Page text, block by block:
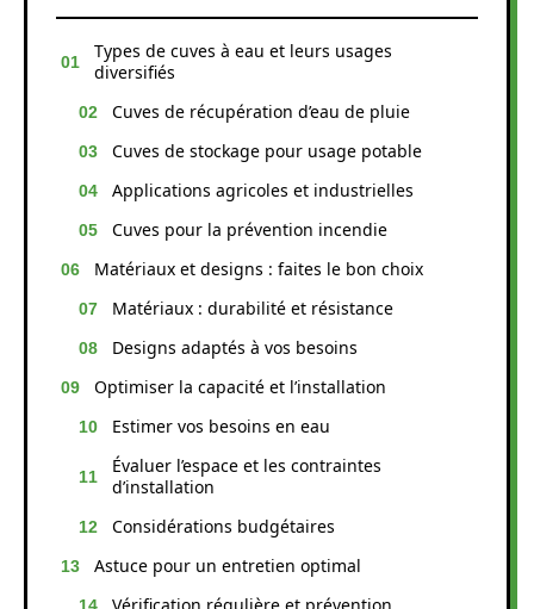
Types de cuves à eau et leurs usages
diversifiés
Cuves de récupération d’eau de pluie
Cuves de stockage pour usage potable
Applications agricoles et industrielles
Cuves pour la prévention incendie
Matériaux et designs : faites le bon choix
Matériaux : durabilité et résistance
Designs adaptés à vos besoins
Optimiser la capacité et l’installation
Estimer vos besoins en eau
Évaluer l’espace et les contraintes
d’installation
Considérations budgétaires
Astuce pour un entretien optimal
Vérification régulière et prévention